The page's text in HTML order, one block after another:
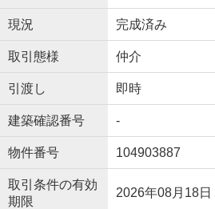
現況 完成済み
取引態様 仲介
引渡し 即時
建築確認番号 -
物件番号 104903887
取引条件の有効
期限
2026年08月18日